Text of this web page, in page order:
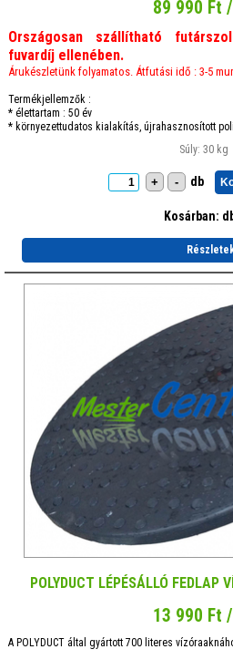
89 990 Ft
Országosan szállítható
fuvardíj ellenében.
Árukészletünk folyamatos. Átfutási idő : 3-5
Termékjellemzők :
* élettartam : 50 év
* környezettudatos kialakítás, újrahasznosított
Súly: 30 kg
+ - db
Kosárban:
POLYDUCT LÉPÉSÁLLÓ FEDLAP
13 990 Ft
A POLYDUCT által gyártott 700 literes